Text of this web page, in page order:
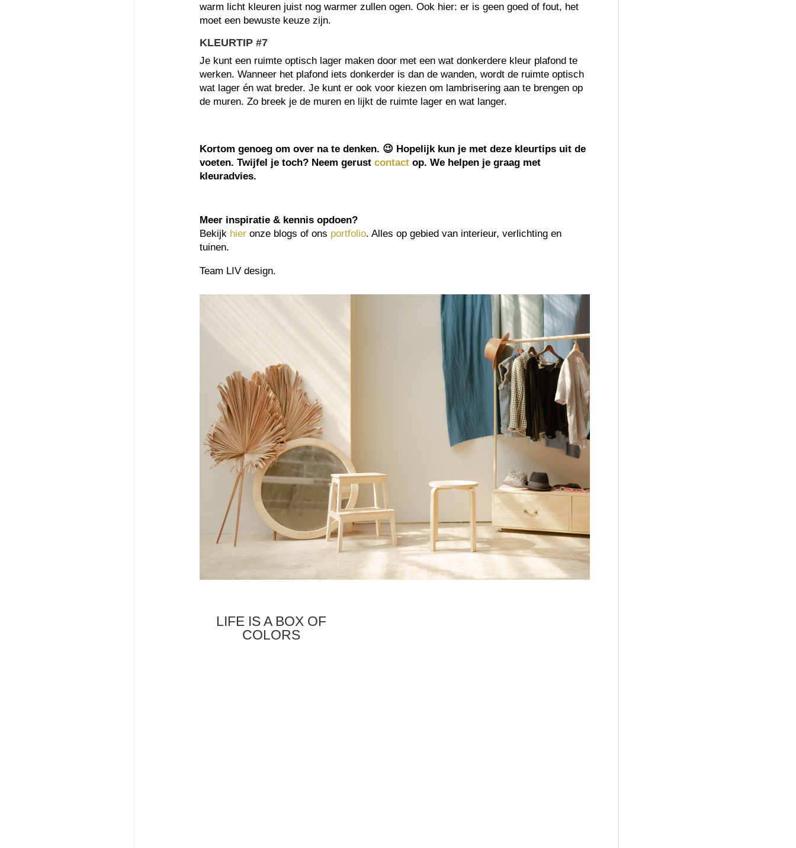
warm licht kleuren juist nog warmer zullen ogen. Ook hier: er is geen goed of fout, het
moet een bewuste keuze zijn.
KLEURTIP #7
Je kunt een ruimte optisch lager maken door met een wat donkerdere kleur plafond te
werken. Wanneer het plafond iets donkerder is dan de wanden, wordt de ruimte optisch
wat lager én wat breder. Je kunt er ook voor kiezen om lambrisering aan te brengen op
de muren. Zo breek je de muren en lijkt de ruimte lager en wat langer.
Kortom genoeg om over na te denken. 😉 Hopelijk kun je met deze kleurtips uit de
voeten. Twijfel je toch? Neem gerust contactop. We helpen je graag met
kleuradvies.
Meer inspiratie & kennis opdoen?
Bekijk hieronze blogs of ons portfolio. Alles op gebied van interieur, verlichting en
tuinen.
Team LIV design.
LIFE IS A BOX OF
COLORS